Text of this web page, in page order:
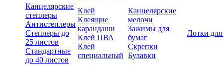
Канцелярские
степлеры
Антистеплеры
Степлеры до
25 листов
Стандартные
до 40 листов
Клей
Клеящие
карандаши
Клей ПВА
Клей
специальный
Канцелярские
мелочи
Зажимы для
бумаг
Скрепки
Булавки
Лотки